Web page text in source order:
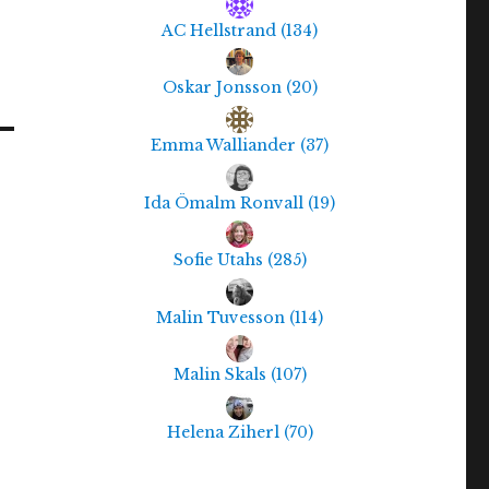
AC Hellstrand (134)
Oskar Jonsson (20)
Emma Walliander (37)
Ida Ömalm Ronvall (19)
Sofie Utahs (285)
Malin Tuvesson (114)
Malin Skals (107)
Helena Ziherl (70)